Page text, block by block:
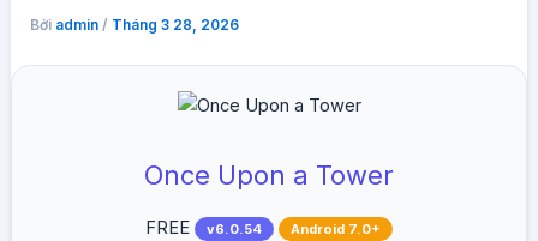
Bởi admin / Tháng 3 28, 2026
Once Upon a Tower
FREE v6.0.54 Android 7.0+